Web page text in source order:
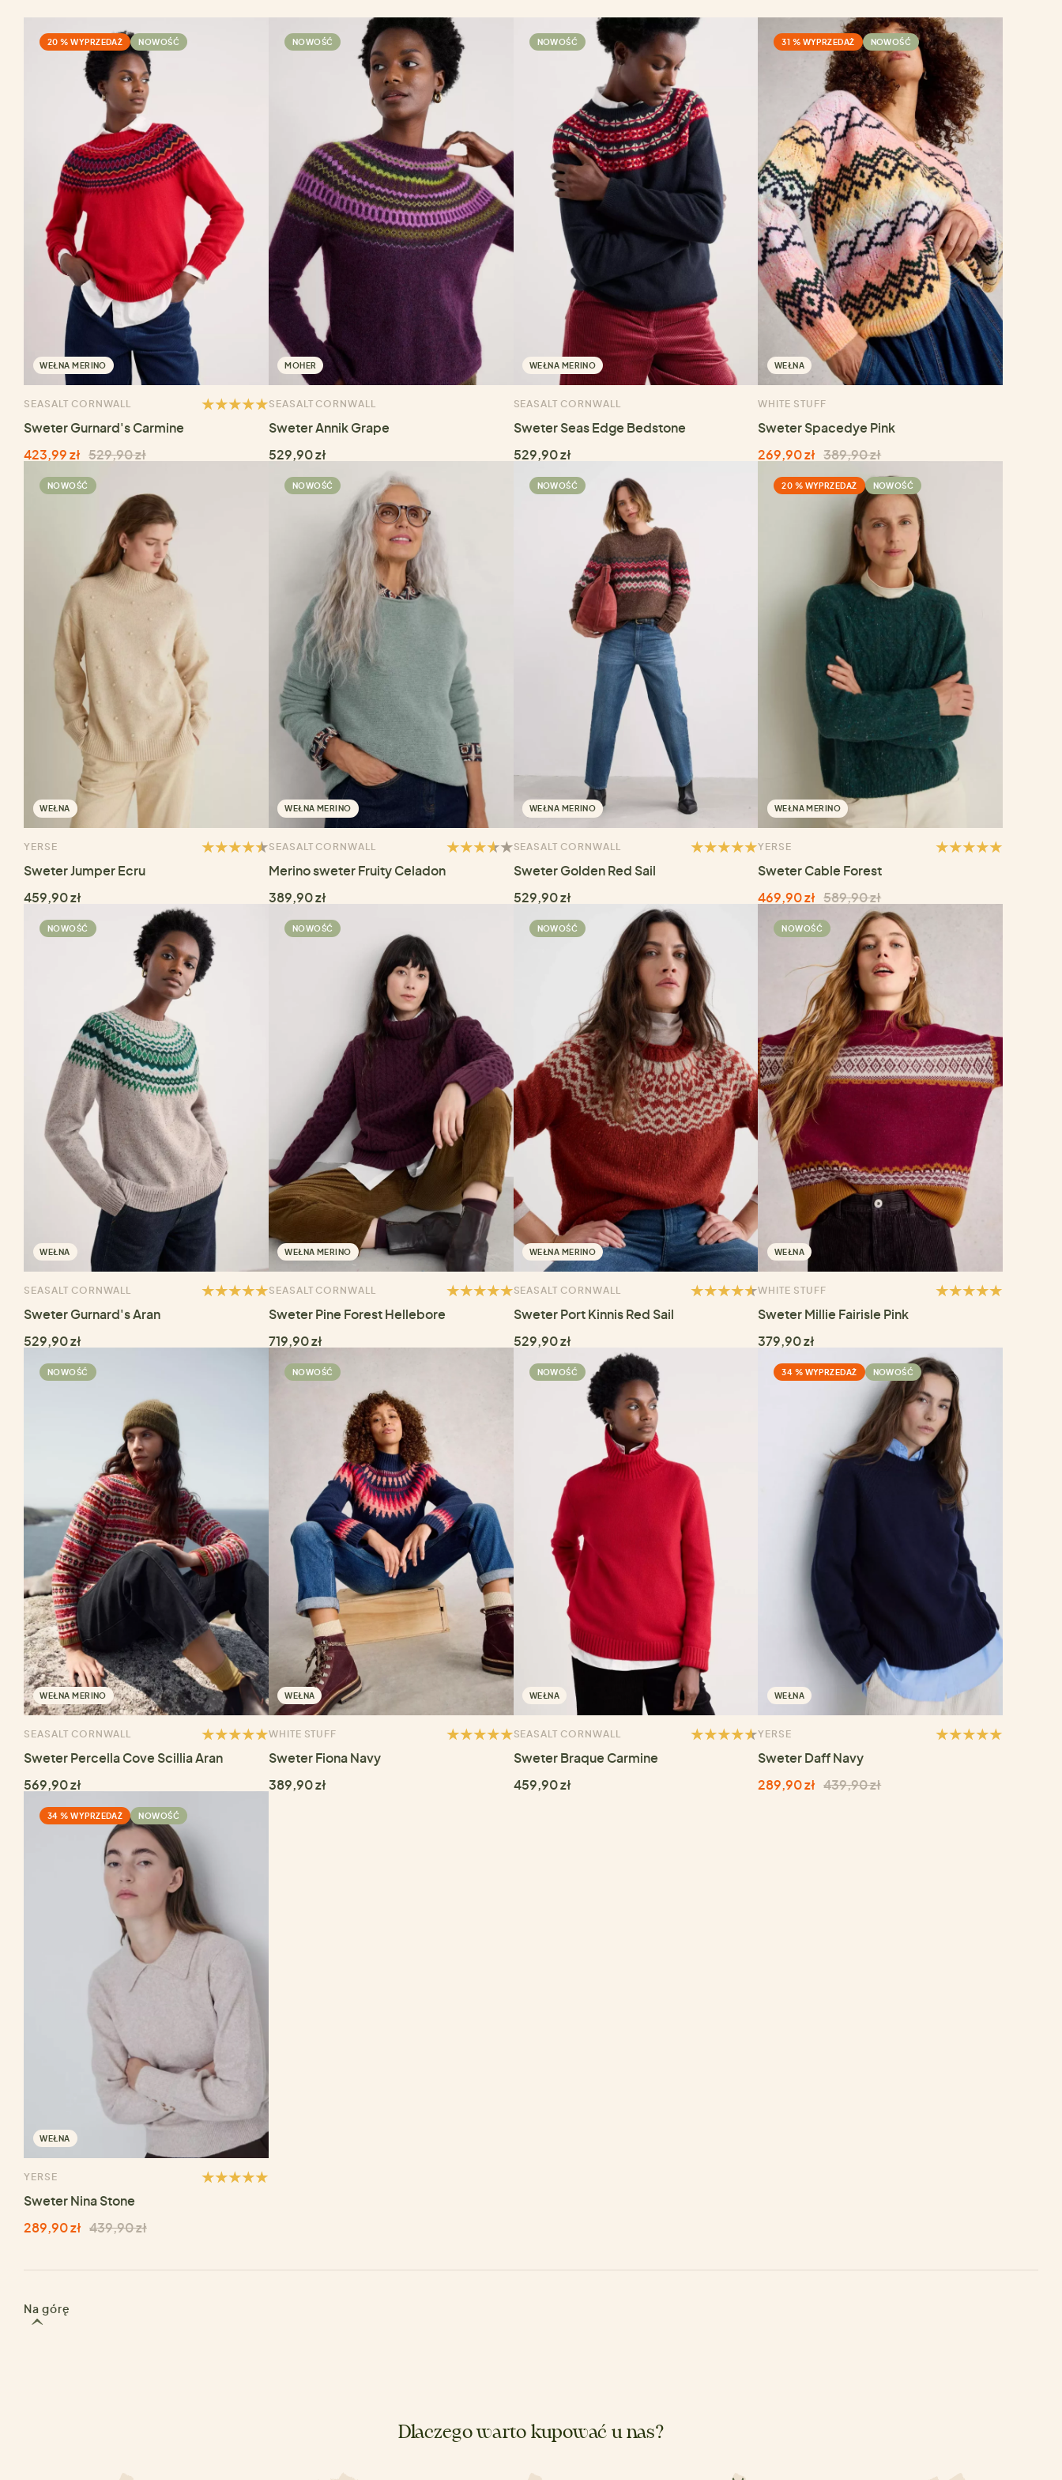
20 % WYPRZEDAŻ NOWOŚĆ
WEŁNA MERINO
SEASALT CORNWALL
Sweter Gurnard's Carmine
423,99 zł 529,90 zł
NOWOŚĆ
MOHER
SEASALT CORNWALL
Sweter Annik Grape
529,90 zł
NOWOŚĆ
WEŁNA MERINO
SEASALT CORNWALL
Sweter Seas Edge Bedstone
529,90 zł
31 % WYPRZEDAŻ NOWOŚĆ
WEŁNA
WHITE STUFF
Sweter Spacedye Pink
269,90 zł 389,90 zł
NOWOŚĆ
WEŁNA
YERSE
Sweter Jumper Ecru
459,90 zł
NOWOŚĆ
WEŁNA MERINO
SEASALT CORNWALL
Merino sweter Fruity Celadon
389,90 zł
NOWOŚĆ
WEŁNA MERINO
SEASALT CORNWALL
Sweter Golden Red Sail
529,90 zł
20 % WYPRZEDAŻ NOWOŚĆ
WEŁNA MERINO
YERSE
Sweter Cable Forest
469,90 zł 589,90 zł
NOWOŚĆ
WEŁNA
SEASALT CORNWALL
Sweter Gurnard's Aran
529,90 zł
NOWOŚĆ
WEŁNA MERINO
SEASALT CORNWALL
Sweter Pine Forest Hellebore
719,90 zł
NOWOŚĆ
WEŁNA MERINO
SEASALT CORNWALL
Sweter Port Kinnis Red Sail
529,90 zł
NOWOŚĆ
WEŁNA
WHITE STUFF
Sweter Millie Fairisle Pink
379,90 zł
NOWOŚĆ
WEŁNA MERINO
SEASALT CORNWALL
Sweter Percella Cove Scillia Aran
569,90 zł
NOWOŚĆ
WEŁNA
WHITE STUFF
Sweter Fiona Navy
389,90 zł
NOWOŚĆ
WEŁNA
SEASALT CORNWALL
Sweter Braque Carmine
459,90 zł
34 % WYPRZEDAŻ NOWOŚĆ
WEŁNA
YERSE
Sweter Daff Navy
289,90 zł 439,90 zł
34 % WYPRZEDAŻ NOWOŚĆ
WEŁNA
YERSE
Sweter Nina Stone
289,90 zł 439,90 zł
Na górę
Dlaczego warto kupować u nas?